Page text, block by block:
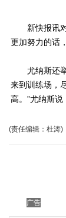
新快报讯对
更加努力的话
尤纳斯还举
来到训练场，
高。”尤纳斯
(责任编辑：杜涛)
广告